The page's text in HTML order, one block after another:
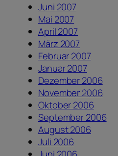
Juni 2007
Mai 2007
April 2007
März 2007
Februar 2007
Januar 2007
Dezember 2006
November 2006
Oktober 2006
September 2006
August 2006
Juli 2006